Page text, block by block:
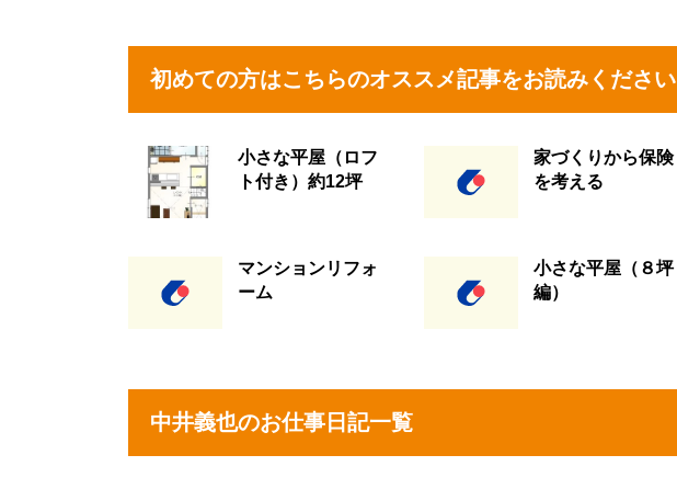
初めての方はこちらのオススメ記事をお読みください
小さな平屋（ロフ
ト付き）約12坪
家づくりから保険
を考える
マンションリフォ
ーム
小さな平屋（８坪
編）
中井義也のお仕事日記一覧